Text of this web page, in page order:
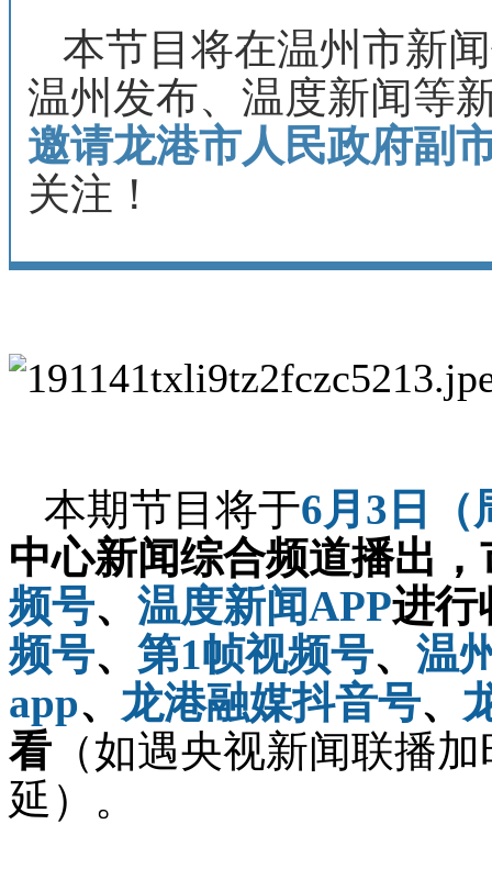
本节目将在温州市新
温州发布、温度新闻等
邀请龙港市人民政府副
关注！
本期节目将于6月3日（
中心新闻综合频道播出
频号、 温度新闻APP进行
频号、 第1帧视频号、 温
app、 龙港融媒抖音号、
看 （如遇央视新闻联播
延）。